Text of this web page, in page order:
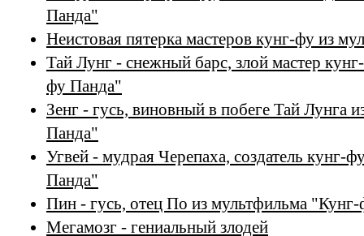
Панда"
Неистовая пятерка мастеров кунг-фу из
Тай Лунг - снежный барс, злой мастер
фу Панда"
Зенг - гусь, виновный в побеге Тай Лунга
Панда"
Угвей - мудрая Черепаха, создатель кунг-
Панда"
Пин - гусь, отец По из мультфильма
Мегамозг - гениальный злодей